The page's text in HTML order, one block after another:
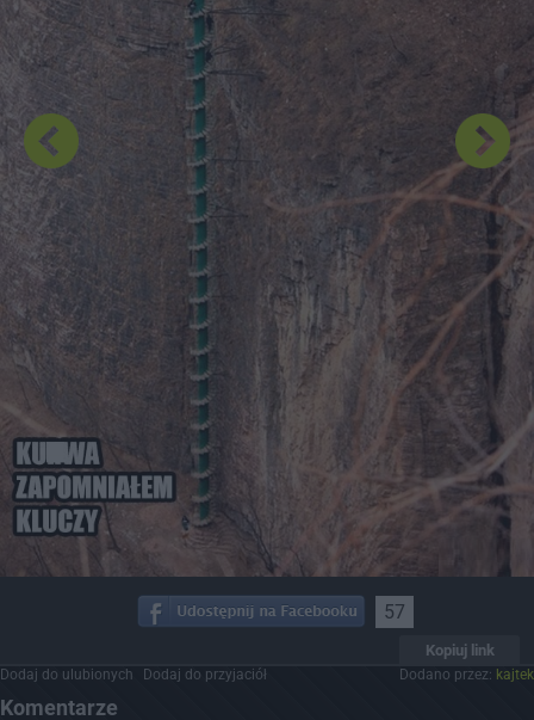
57
Kopiuj link
Dodaj do ulubionych Dodaj do przyjaciół Dodano przez: kajtek
Komentarze